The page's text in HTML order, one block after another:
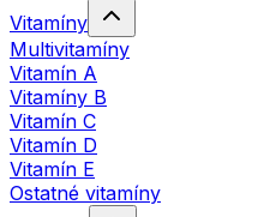
Vitamíny
Multivitamíny
Vitamín A
Vitamíny B
Vitamín C
Vitamín D
Vitamín E
Ostatné vitamíny